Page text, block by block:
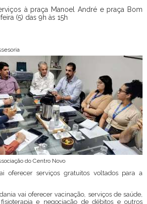
à praça Manoel André e praça Bom
(5) das 9h às 15h
do Centro Novo
oferecer serviços gratuitos voltados para a
vai oferecer vacinação, serviços de saúde,
e negociação de débitos e outros